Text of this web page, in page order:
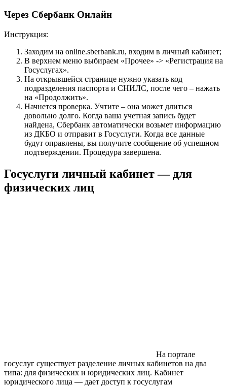
Через Сбербанк Онлайн
Инструкция:
Заходим на online.sberbank.ru, входим в личный кабинет;
В верхнем меню выбираем «Прочее» -> «Регистрация на
Госуслугах».
На открывшейся странице нужно указать код
подразделения паспорта и СНИЛС, после чего – нажать
на «Продолжить».
Начнется проверка. Учтите – она может длиться
довольно долго. Когда ваша учетная запись будет
найдена, Сбербанк автоматически возьмет информацию
из ДКБО и отправит в Госуслуги. Когда все данные
будут оправлены, вы получите сообщение об успешном
подтверждении. Процедура завершена.
Госуслуги личный кабинет — для
физических лиц
На портале
госуслуг существует разделение личных кабинетов на два
типа: для физических и юридических лиц. Кабинет
юридического лица — дает доступ к госуслугам